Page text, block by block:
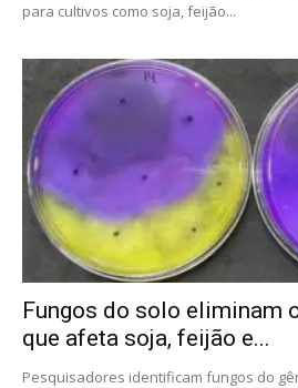
para cultivos como soja, feijão...
Fungos do solo eliminam
que afeta soja, feijão e...
Pesquisadores identificam fungos do